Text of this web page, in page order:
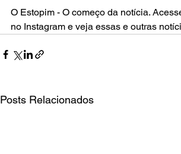
O Estopim - O começo da notícia.
no Instagram e veja essas e outras
Posts Relacionados